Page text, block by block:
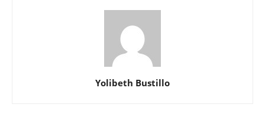
Yolibeth Bustillo